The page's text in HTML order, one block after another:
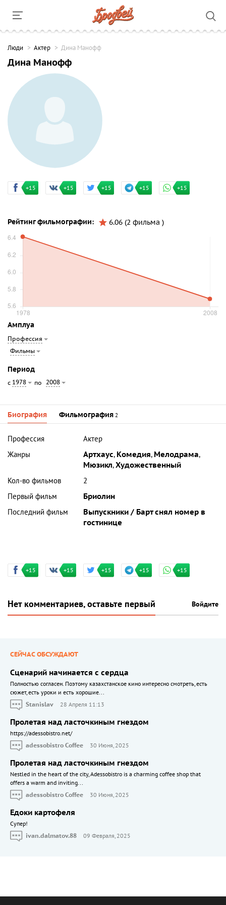
Люди Актер Дина Манофф
Дина Манофф
+15 +15 +15 +15 +15
Рейтинг фильмографии: 6.06 (2 фильма )
Амплуа
Профессия
Фильмы
Период
с 1978 по 2008
Биография Фильмография 2
Профессия
Актер
Жанры
Артхаус, Комедия, Мелодрама,
Мюзикл,Художественный
Кол-во фильмов
2
Первый фильм
Бриолин
Последний фильм
Выпускники / Барт снял номер в
гостинице
+15 +15 +15 +15 +15
Нет комментариев, оставьте первый Войдите
СЕЙЧАС ОБСУЖДАЮТ
Сценарий начинается с сердца
Полностью согласен. Поэтому казахстанское кино интересно смотреть, есть
сюжет, есть уроки и есть хорошие...
Stanislav
28 Апреля 11:13
Пролетая над ласточкиным гнездом
https://adessobistro.net/
adessobistro Coffee
30 Июня, 2025
Пролетая над ласточкиным гнездом
Nestled in the heart of the city, Adessobistro is a charming coffee shop that
offers a warm and inviting...
adessobistro Coffee
30 Июня, 2025
Едоки картофеля
Cупер!
ivan.dalmatov.88
09 Февраля, 2025